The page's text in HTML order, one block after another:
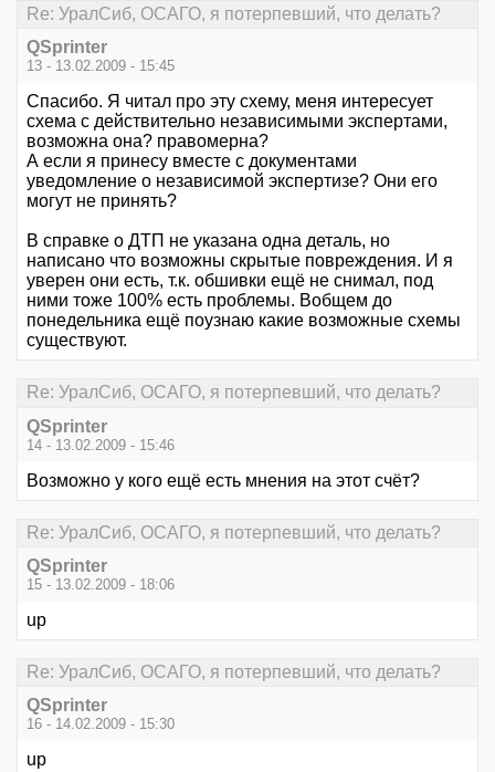
Re: УралСиб, ОСАГО, я потерпевший, что делать?
QSprinter
13 - 13.02.2009 - 15:45
Спасибо. Я читал про эту схему, меня интересует
схема с действительно независимыми экспертами,
возможна она? правомерна?
А если я принесу вместе с документами
уведомление о независимой экспертизе? Они его
могут не принять?
В справке о ДТП не указана одна деталь, но
написано что возможны скрытые повреждения. И я
уверен они есть, т.к. обшивки ещё не снимал, под
ними тоже 100% есть проблемы. Вобщем до
понедельника ещё поузнаю какие возможные схемы
существуют.
Re: УралСиб, ОСАГО, я потерпевший, что делать?
QSprinter
14 - 13.02.2009 - 15:46
Возможно у кого ещё есть мнения на этот счёт?
Re: УралСиб, ОСАГО, я потерпевший, что делать?
QSprinter
15 - 13.02.2009 - 18:06
up
Re: УралСиб, ОСАГО, я потерпевший, что делать?
QSprinter
16 - 14.02.2009 - 15:30
up